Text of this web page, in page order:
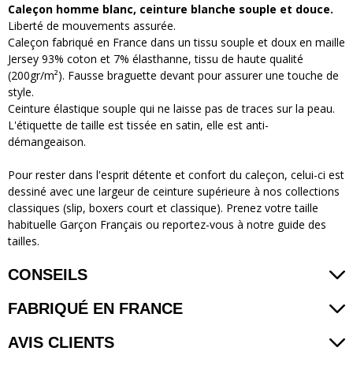
Caleçon homme blanc, ceinture blanche souple et douce.
Liberté de mouvements assurée.
Caleçon fabriqué en France dans un tissu souple et doux en maille
Jersey 93% coton et 7% élasthanne, tissu de haute qualité
(200gr/m²). Fausse braguette devant pour assurer une touche de
style.
Ceinture élastique souple qui ne laisse pas de traces sur la peau.
L'étiquette de taille est tissée en satin, elle est anti-
démangeaison.
Pour rester dans l'esprit détente et confort du caleçon, celui-ci est
dessiné avec une largeur de ceinture supérieure à nos collections
classiques (slip, boxers court et classique). Prenez votre taille
habituelle Garçon Français ou reportez-vous à notre guide des
tailles.
CONSEILS
FABRIQUÉ EN FRANCE
AVIS CLIENTS